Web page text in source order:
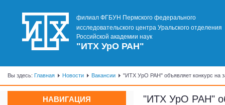
филиал ФГБУН Пермского федерального
исследовательского центра Уральского отделения
Российской академии наук
"ИТХ УрО РАН"
Вы здесь: Главная Новости Вакансии "ИТХ УрО РАН" объявляет конкурс на
НАВИГАЦИЯ
"ИТХ УрО РАН"